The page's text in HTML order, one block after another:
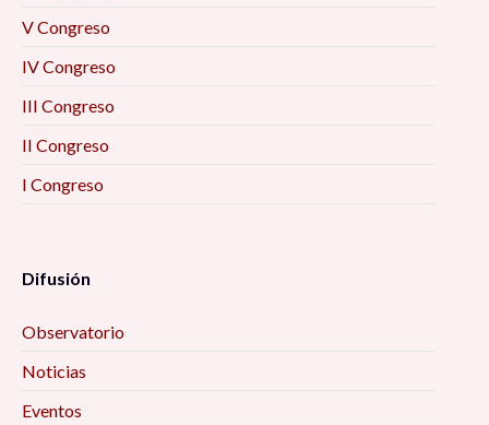
V Congreso
IV Congreso
III Congreso
II Congreso
I Congreso
Difusión
Observatorio
Noticias
Eventos